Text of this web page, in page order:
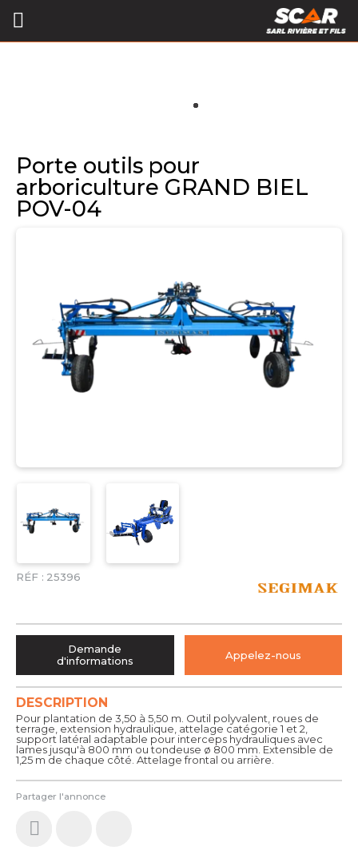
Porte outils pour
arboriculture GRAND BIEL
POV-04
RÉF : 25396
Partager l'annonce
DESCRIPTION
Pour plantation de 3,50 à 5,50 m. Outil polyvalent, roues de
terrage, extension hydraulique, attelage catégorie 1 et 2,
support latéral adaptable pour interceps hydrauliques avec
lames jusqu'à 800 mm ou tondeuse ø 800 mm. Extensible de
1,25 m de chaque côté. Attelage frontal ou arrière.
Demande
d'informations
Appelez-nous